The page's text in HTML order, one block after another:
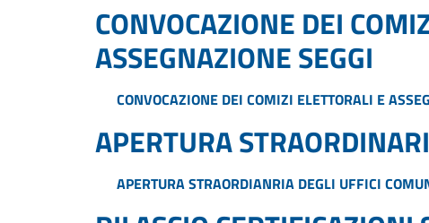
CONVOCAZIONE DEI
ASSEGNAZIONE SEGGI
CONVOCAZIONE DEI COMIZI ELETTORALI E
APERTURA
APERTURA STRAORDIANRIA DEGLI UFFICI